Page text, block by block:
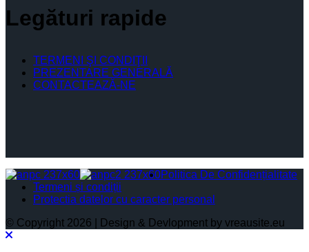
Legături rapide
TERMENI ŞI CONDIŢII
PREZENTARE GENERALĂ
CONTACTEAZĂ-NE
Politica De Confidențialitate
Termeni și condiții
Protectia datelor cu caracter personal
© Copyright 2026 | Design & Devlopment by vreausite.eu